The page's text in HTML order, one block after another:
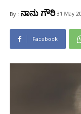
By : ನಾನು ಗೌರಿ 31 May
Facebook